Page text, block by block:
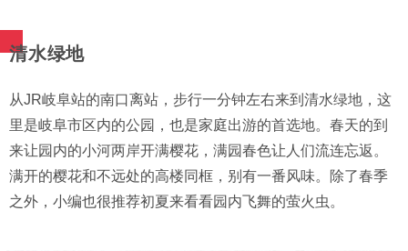
清水绿地
从JR岐阜站的南口离站，步行一分钟左右来到清水绿地，这
里是岐阜市区内的公园，也是家庭出游的首选地。春天的到
来让园内的小河两岸开满樱花，满园春色让人们流连忘返。
满开的樱花和不远处的高楼同框，别有一番风味。除了春季
之外，小编也很推荐初夏来看看园内飞舞的萤火虫。